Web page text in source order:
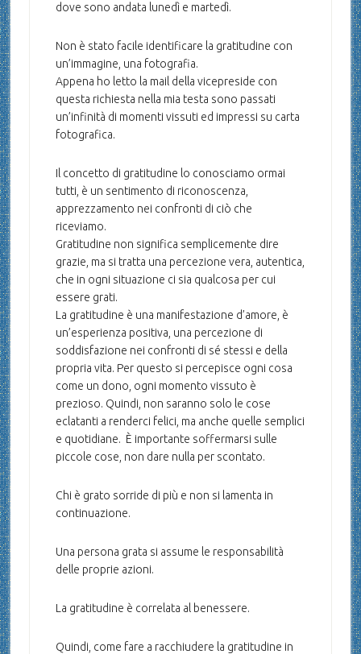
dove sono andata lunedì e martedì.
Non è stato facile identificare la gratitudine con
un’immagine, una fotografia.
Appena ho letto la mail della vicepreside con
questa richiesta nella mia testa sono passati
un’infinità di momenti vissuti ed impressi su carta
fotografica.
Il concetto di gratitudine lo conosciamo ormai
tutti, è un sentimento di riconoscenza,
apprezzamento nei confronti di ciò che
riceviamo.
Gratitudine non significa semplicemente dire
grazie, ma si tratta una percezione vera, autentica,
che in ogni situazione ci sia qualcosa per cui
essere grati.
La gratitudine è una manifestazione d’amore, è
un’esperienza positiva, una percezione di
soddisfazione nei confronti di sé stessi e della
propria vita. Per questo si percepisce ogni cosa
come un dono, ogni momento vissuto è
prezioso. Quindi, non saranno solo le cose
eclatanti a renderci felici, ma anche quelle semplici
e quotidiane. È importante soffermarsi sulle
piccole cose, non dare nulla per scontato.
Chi è grato sorride di più e non si lamenta in
continuazione.
Una persona grata si assume le responsabilità
delle proprie azioni.
La gratitudine è correlata al benessere.
Quindi, come fare a racchiudere la gratitudine in